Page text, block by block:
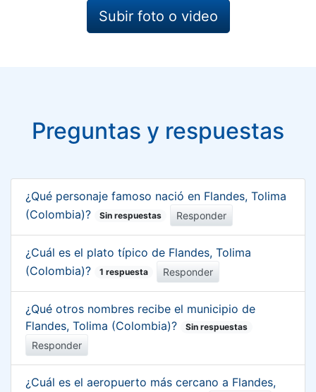
Subir foto o video
Preguntas y respuestas
¿Qué personaje famoso nació en Flandes, Tolima
(Colombia)?
Sin respuestas Responder
¿Cuál es el plato típico de Flandes, Tolima
(Colombia)?
1 respuesta Responder
¿Qué otros nombres recibe el municipio de
Flandes, Tolima (Colombia)?
Sin respuestas
Responder
¿Cuál es el aeropuerto más cercano a Flandes,